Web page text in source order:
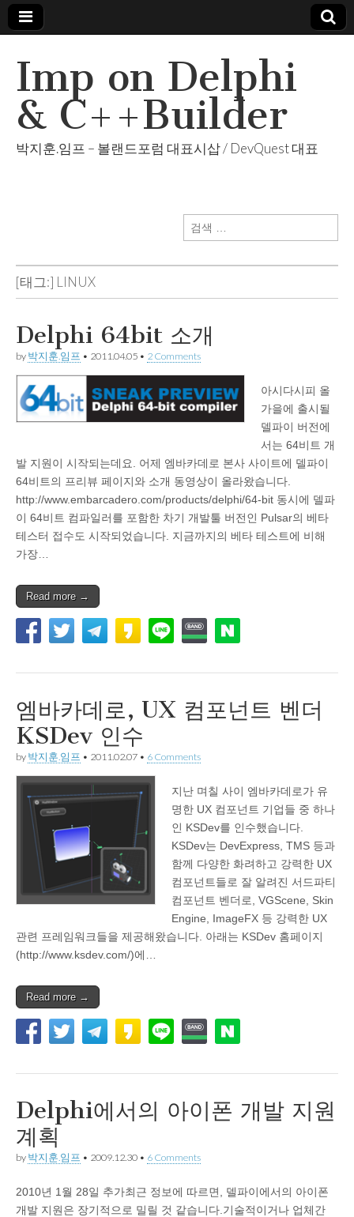
Imp on Delphi
& C++Builder
박지훈.임프 – 볼랜드포럼 대표시삽 / DevQuest 대표
검
색:
[태그:] LINUX
Delphi 64bit 소개
by 박지훈.임프 • 2011.04.05 • 2 Comments
아시다시피 올
가을에 출시될
델파이 버전에
서는 64비트 개
발 지원이 시작되는데요. 어제 엠바카데로 본사 사이트에 델파이
64비트의 프리뷰 페이지와 소개 동영상이 올라왔습니다.
http://www.embarcadero.com/products/delphi/64-bit 동시에 델파
이 64비트 컴파일러를 포함한 차기 개발툴 버전인 Pulsar의 베타
테스터 접수도 시작되었습니다. 지금까지의 베타 테스트에 비해
가장…
Read more →
엠바카데로, UX 컴포넌트 벤더
KSDev 인수
by 박지훈.임프 • 2011.02.07 • 6 Comments
지난 며칠 사이 엠바카데로가 유
명한 UX 컴포넌트 기업들 중 하나
인 KSDev를 인수했습니다.
KSDev는 DevExpress, TMS 등과
함께 다양한 화려하고 강력한 UX
컴포넌트들로 잘 알려진 서드파티
컴포넌트 벤더로, VGScene, Skin
Engine, ImageFX 등 강력한 UX
관련 프레임워크들을 제공해왔습니다. 아래는 KSDev 홈페이지
(http://www.ksdev.com/)에…
Read more →
Delphi에서의 아이폰 개발 지원
계획
by 박지훈.임프 • 2009.12.30 • 6 Comments
2010년 1월 28일 추가최근 정보에 따르면, 델파이에서의 아이폰
개발 지원은 장기적으로 밀릴 것 같습니다.기술적이거나 업체간